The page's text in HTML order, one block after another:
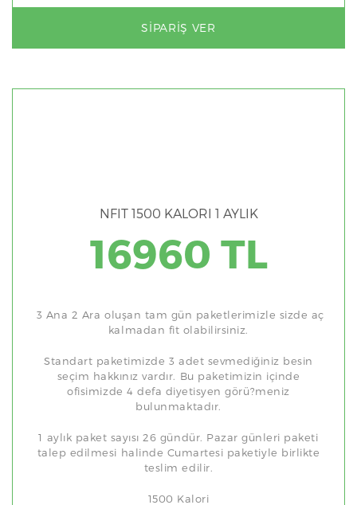
SIPARIŞ VER
NFIT 1500 KALORI 1 AYLIK
16960 TL
3 Ana 2 Ara oluşan tam gün paketlerimizle sizde aç
kalmadan fit olabilirsiniz.
Standart paketimizde 3 adet sevmediğiniz besin
seçim hakkınız vardır. Bu paketimizin içinde
ofisimizde 4 defa diyetisyen görü?meniz
bulunmaktadır.
1 aylık paket sayısı 26 gündür. Pazar günleri paketi
talep edilmesi halinde Cumartesi paketiyle birlikte
teslim edilir.
1500 Kalori